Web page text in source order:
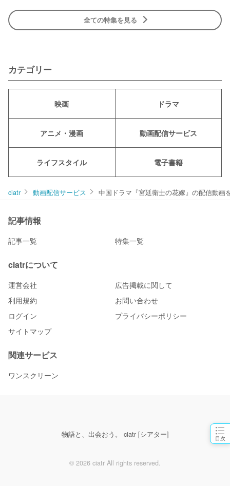
目次
全ての特集を見る
カテゴリー
映画 ドラマ
アニメ・漫画 動画配信サービス
ライフスタイル 電子書籍
ciatr 動画配信サービス 中国ドラマ『宮廷衛士の花嫁』の配信動画
記事情報
記事一覧 特集一覧
ciatrについて
運営会社
広告掲載に関して
利用規約
お問い合わせ
ログイン
プライバシーポリシー
サイトマップ
関連サービス
ワンスクリーン
物語と、出会おう。 ciatr [シアター]
© 2026 ciatr All rights reserved.